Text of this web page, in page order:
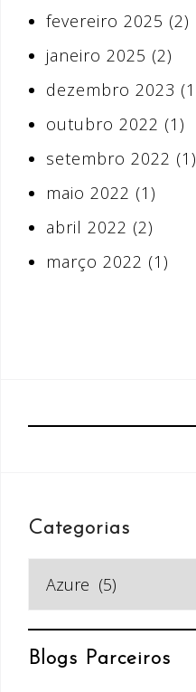
fevereiro 2025 (2)
janeiro 2025 (2)
dezembro 2023
outubro 2022 (1)
setembro 2022 (1)
maio 2022 (1)
abril 2022 (2)
março 2022 (1)
Categorias
Blogs Parceiros